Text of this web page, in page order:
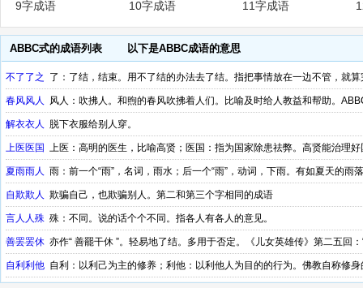
9字成语
10字成语 11字成语
ABBC式的成语列表 以下是ABBC成语的意思
不了了之 了：了结，结束。用不了结的办法去了结。指把事情放在一边不管，就算
春风风人 风人：吹拂人。和煦的春风吹拂着人们。比喻及时给人教益和帮助。
解衣衣人 脱下衣服给别人穿。
上医医国 上医：高明的医生，比喻高贤；医国：指为国家除患祛弊。高贤能治理
夏雨雨人 雨：前一个“雨”，名词，雨水；后一个“雨”，动词，下雨。有如夏天的雨
自欺欺人 欺骗自己，也欺骗别人。第二和第三个字相同的成语
言人人殊 殊：不同。说的话个个不同。指各人有各人的意见。
善罢罢休 亦作“ 善罷干休 ”。轻易地了结。多用于否定。《儿女英雄传》第二五回
十：“不去呢，她必不会善罢甘休；去呢，她也不会饶了他。” 洪深 《赵阎王》第
自利利他 自利：以利己为主的修养；利他：以利他人为目的的行为。佛教自称修